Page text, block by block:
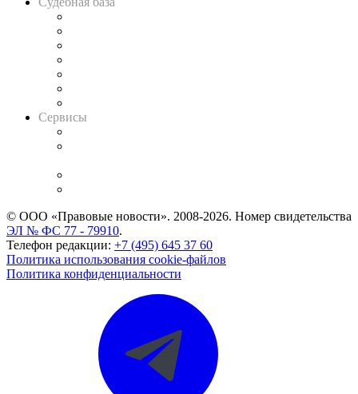
Сервисы
© ООО «Правовые новости». 2008-2026. Номер свидетельства
ЭЛ № ФС 77 - 79910.
Телефон редакции: +7 (495) 645 37 60
Политика использования cookie-файлов
Политика конфиденциальности